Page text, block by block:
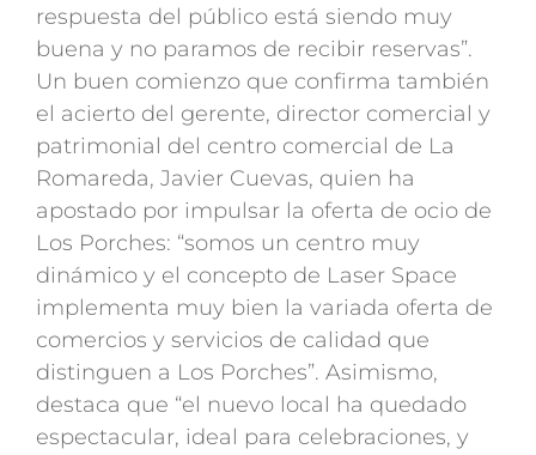
respuesta del público está siendo muy
buena y no paramos de recibir reservas”.
Un buen comienzo que confirma también
el acierto del gerente, director comercial y
patrimonial del centro comercial de La
Romareda, Javier Cuevas, quien ha
apostado por impulsar la oferta de ocio de
Los Porches: “somos un centro muy
dinámico y el concepto de Laser Space
implementa muy bien la variada oferta de
comercios y servicios de calidad que
distinguen a Los Porches”. Asimismo,
destaca que “el nuevo local ha quedado
espectacular, ideal para celebraciones, y